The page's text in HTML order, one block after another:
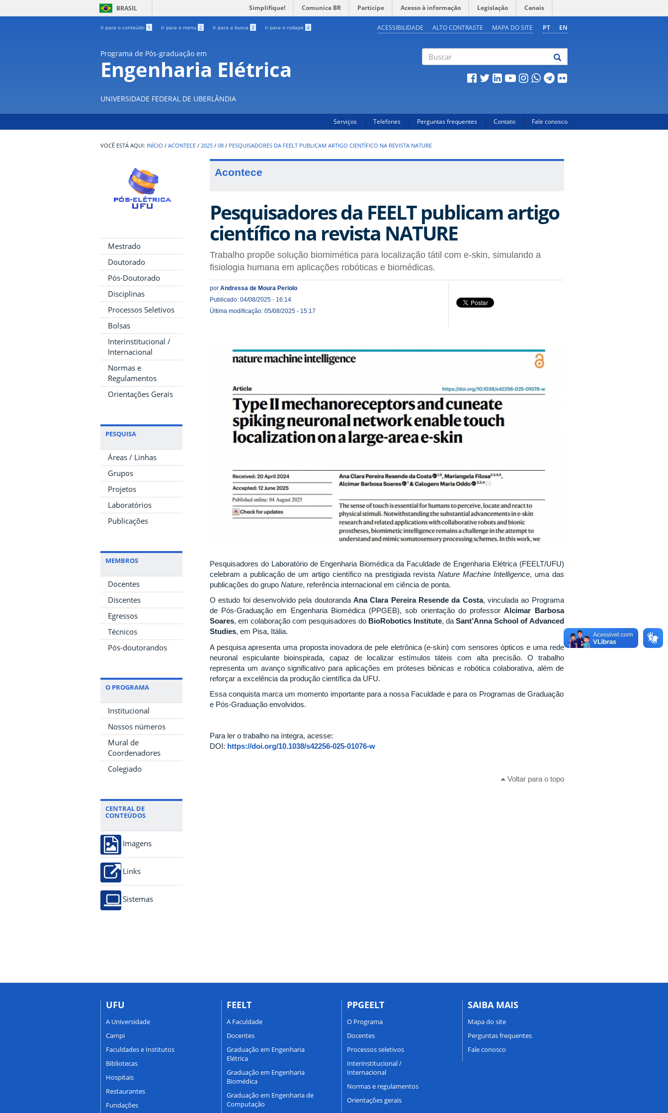
BRASIL Simplifique! Comunica BR Participe Acesso à informação Legislação Canais
Ir para o conteúdo 1 Ir para o menu 2 Ir para a busca 3 Ir para o rodapé 4 PT EN
ACESSIBILIDADE ALTO CONTRASTE MAPA DO SITE
Programa de Pós-graduação em
Engenharia Elétrica
UNIVERSIDADE FEDERAL DE UBERLÂNDIA
Serviços Telefones Perguntas frequentes Contato Fale conosco
INÍCIO / ACONTECE / 2025 / 08 / PESQUISADORES DA FEELT PUBLICAM ARTIGO CIENTÍFICO NA REVISTA NATURE
Mestrado
Doutorado
Pós-Doutorado
Disciplinas
Processos Seletivos
Bolsas
Interinstitucional /
Internacional
Normas e
Regulamentos
Orientações Gerais
PESQUISA
Áreas / Linhas
Grupos
Projetos
Laboratórios
Publicações
MEMBROS
Docentes
Discentes
Egressos
Técnicos
Pós-doutorandos
O PROGRAMA
Institucional
Nossos números
Mural de
Coordenadores
Colegiado
CENTRAL DE
CONTEÚDOS
Imagens
Links
Sistemas
Acontece
Pesquisadores da FEELT publicam artigo
científico na revista NATURE
Trabalho propõe solução biomimética para localização tátil com e-skin, simulando a
fisiologia humana em aplicações robóticas e biomédicas.
por Andressa de Moura Periolo
Publicado: 04/08/2025 - 16:14
Última modificação: 05/08/2025 - 15:17
Pesquisadores do Laboratório de Engenharia Biomédica da Faculdade de Engenharia Elétrica (FEELT/UFU)
celebram a publicação de um artigo científico na prestigiada revistaNature Machine Intelligence, uma das
publicações do grupo Nature, referência internacional em ciência de ponta.
O estudo foi desenvolvido pela doutoranda Ana Clara Pereira Resende da Costa, vinculada ao Programa
de Pós-Graduação em Engenharia Biomédica (PPGEB), sob orientação do professorAlcimar Barbosa
Soares, em colaboração com pesquisadores do BioRobotics Institute, daSant’Anna School of Advanced
Studies, em Pisa, Itália.
A pesquisa apresenta uma proposta inovadora de pele eletrônica (e-skin) com sensores ópticos e uma rede
neuronal espiculante bioinspirada, capaz de localizar estímulos táteis com alta precisão. O trabalho
representa um avanço significativo para aplicações em próteses biônicas e robótica colaborativa, além de
reforçar a excelência da produção científica da UFU.
Essa conquista marca um momento importante para a nossa Faculdade e para os Programas de Graduação
e Pós-Graduação envolvidos.
Para ler o trabalho na íntegra, acesse:
DOI: https://doi.org/10.1038/s42256-025-01076-w
Voltar para o topo
UFU
A Universidade
Campi
Faculdades e Institutos
Bibliotecas
Hospitais
Restaurantes
Fundações
FEELT
A Faculdade
Docentes
Graduação em Engenharia
Elétrica
Graduação em Engenharia
Biomédica
Graduação em Engenharia de
Computação
PPGEELT
O Programa
Docentes
Processos seletivos
Interinstitucional /
Internacional
Normas e regulamentos
Orientações gerais
SAIBA MAIS
Mapa do site
Perguntas frequentes
Fale conosco